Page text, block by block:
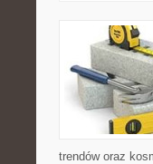
trendów oraz